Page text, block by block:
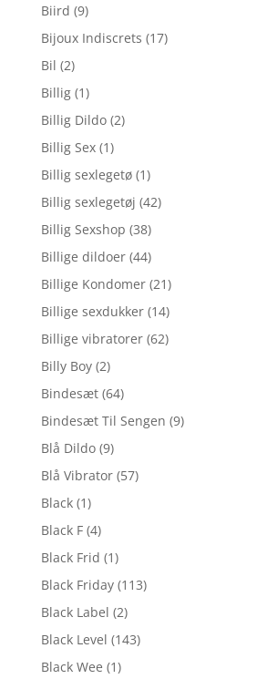
Biird (9)
Bijoux Indiscrets (17)
Bil (2)
Billig (1)
Billig Dildo (2)
Billig Sex (1)
Billig sexlegetø (1)
Billig sexlegetøj (42)
Billig Sexshop (38)
Billige dildoer (44)
Billige Kondomer (21)
Billige sexdukker (14)
Billige vibratorer (62)
Billy Boy (2)
Bindesæt (64)
Bindesæt Til Sengen (9)
Blå Dildo (9)
Blå Vibrator (57)
Black (1)
Black F (4)
Black Frid (1)
Black Friday (113)
Black Label (2)
Black Level (143)
Black Wee (1)